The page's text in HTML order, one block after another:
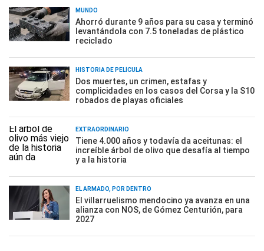
MUNDO
Ahorró durante 9 años para su casa y terminó
levantándola con 7.5 toneladas de plástico
reciclado
HISTORIA DE PELÍCULA
Dos muertes, un crimen, estafas y
complicidades en los casos del Corsa y la S10
robados de playas oficiales
EXTRAORDINARIO
Tiene 4.000 años y todavía da aceitunas: el
increíble árbol de olivo que desafía al tiempo
y a la historia
EL ARMADO, POR DENTRO
El villarruelismo mendocino ya avanza en una
alianza con NOS, de Gómez Centurión, para
2027